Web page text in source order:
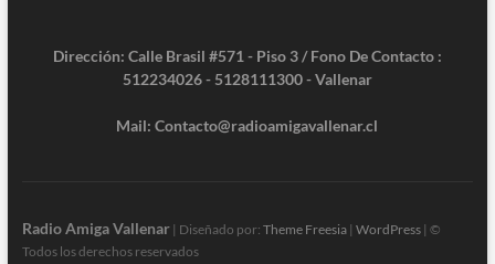
Dirección: Calle Brasil #571 - Piso 3 / Fono De Contacto :
512234026 - 5128111300 - Vallenar
Mail: Contacto@radioamigavallenar.cl
Radio Amiga Vallenar| Diseñado por: Theme Freesia| WordPress| ©
Todos los derechos reservados